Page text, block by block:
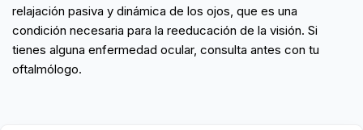
relajación pasiva y dinámica de los ojos, que es una
condición necesaria para la reeducación de la visión. Si
tienes alguna enfermedad ocular, consulta antes con tu
oftalmólogo.